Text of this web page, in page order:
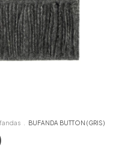
BUFANDA BUTTON (GRIS)